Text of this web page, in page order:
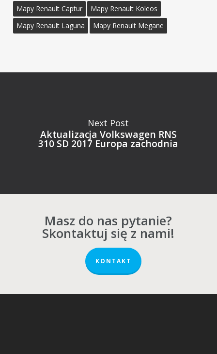
Mapy Renault Captur
Mapy Renault Koleos
Mapy Renault Laguna
Mapy Renault Megane
Next Post
Aktualizacja Volkswagen RNS
310 SD 2017 Europa zachodnia
Masz do nas pytanie?
Skontaktuj się z nami!
KONTAKT